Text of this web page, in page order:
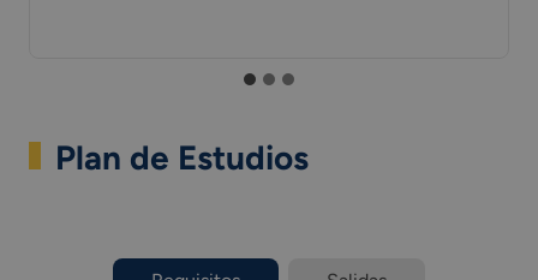
Plan de Estudios